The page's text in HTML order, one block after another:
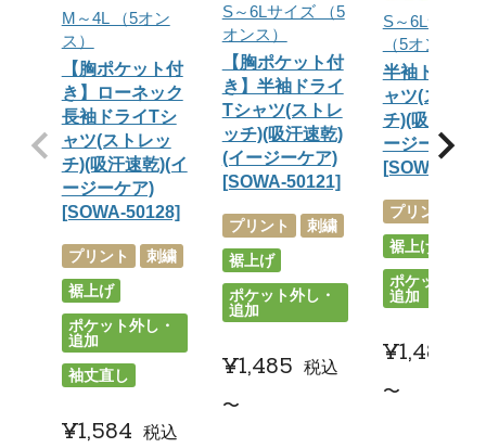
M～4L （5オン
ス）
【胸ポケット付
き】ローネック
長袖ドライTシ
ャツ(ストレッ
チ)(吸汗速乾)(イ
ージーケア)
[SOWA-50128]
プリント
刺繍
裾上げ
ポケット外し・
追加
袖丈直し
¥1,584 税込
S～6Lサイズ （5
オンス）
【胸ポケット付
き】半袖ドライ
Tシャツ(ストレ
ッチ)(吸汗速乾)
(イージーケア)
[SOWA-50121]
プリント
刺繍
裾上げ
ポケット外し・
追加
¥1,485 税込
〜
S～6Lサイ
（5オンス）
半袖ドライT
ャツ(ストレ
チ)(吸汗速乾
ージーケア)
[SOWA-
プリント
裾上げ
ポケット外し
追加
¥1,485
〜